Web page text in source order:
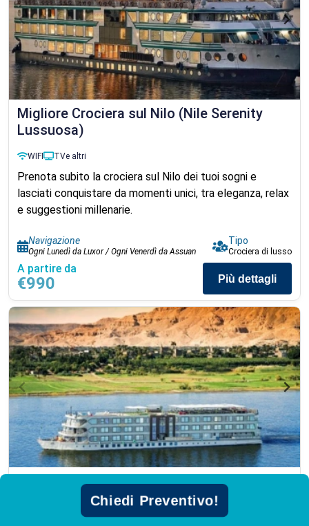
Chiedi Preventivo!
Migliore Crociera sul Nilo (Nile Serenity
Lussuosa)
WIFI TVe altri
Prenota subito la crociera sul Nilo dei tuoi sogni e
lasciati conquistare da momenti unici, tra eleganza, relax
e suggestioni millenarie.
Navigazione
Ogni Lunedì da Luxor / Ogni Venerdì da Assuan
Tipo
Crociera di lusso
A partire da
€990 Più dettagli
Crociera sul Nilo Privata (Luxury Historia)